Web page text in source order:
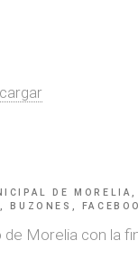
DE
BUZONES,
de Morelia con la